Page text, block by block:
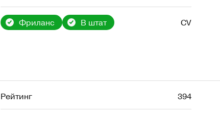
Фриланс В штат CV
Рейтинг 394